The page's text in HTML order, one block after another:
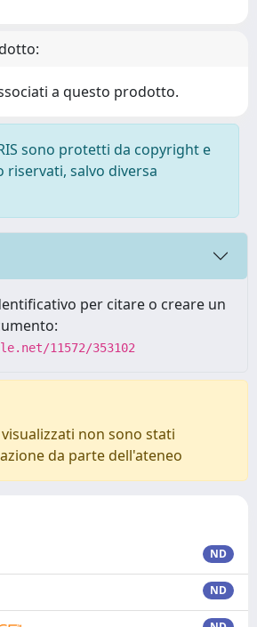
a questo prodotto.
sono protetti da copyright e
salvo diversa
per citare o creare un
11572/353102
non sono stati
da parte dell'ateneo
ND
ND